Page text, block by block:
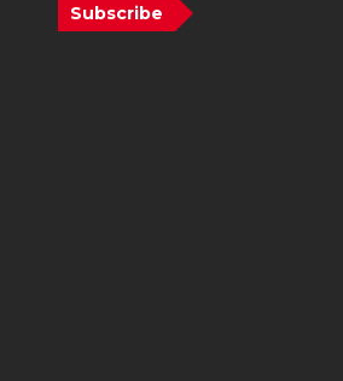
Subscribe